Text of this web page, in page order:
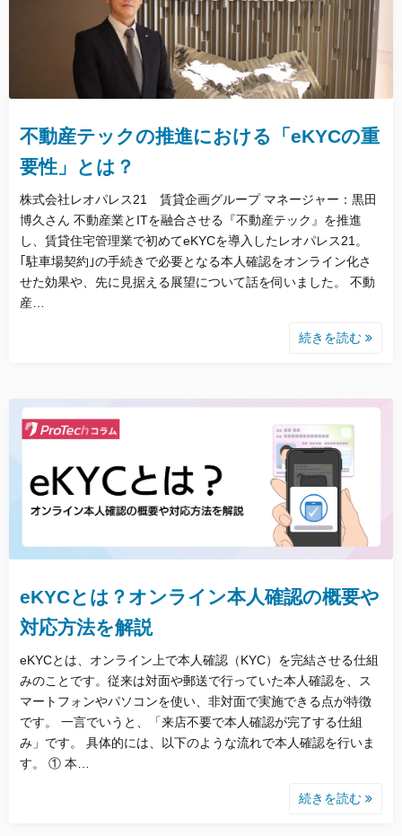
不動産テックの推進における「eKYCの重
要性」とは？
株式会社レオパレス21 賃貸企画グループ マネージャー：黒田
博久さん 不動産業とITを融合させる『不動産テック』を推進
し、賃貸住宅管理業で初めてeKYCを導入したレオパレス21。
｢駐車場契約｣の手続きで必要となる本人確認をオンライン化さ
せた効果や、先に見据える展望について話を伺いました。 不動
産…
続きを読む
eKYCとは？オンライン本人確認の概要や
対応方法を解説
eKYCとは、オンライン上で本人確認（KYC）を完結させる仕組
みのことです。従来は対面や郵送で行っていた本人確認を、ス
マートフォンやパソコンを使い、非対面で実施できる点が特徴
です。 一言でいうと、「来店不要で本人確認が完了する仕組
み」です。 具体的には、以下のような流れで本人確認を行いま
す。 ① 本…
続きを読む